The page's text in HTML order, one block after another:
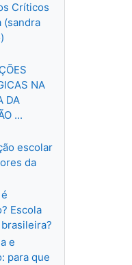
Críticos
(sandra
NA
DA
...
escolar
da
Escola
e
para que